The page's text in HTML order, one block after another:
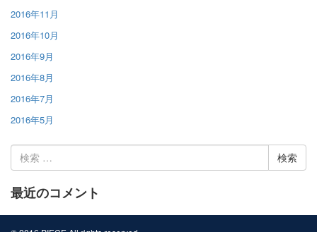
2016年11月
2016年10月
2016年9月
2016年8月
2016年7月
2016年5月
索:
最近のコメント